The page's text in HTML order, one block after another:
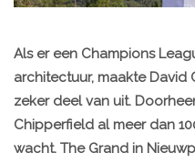
Als er een Champions
architectuur, maakte
zeker deel van uit.
Chipperfield al meer dan
wacht. The Grand in